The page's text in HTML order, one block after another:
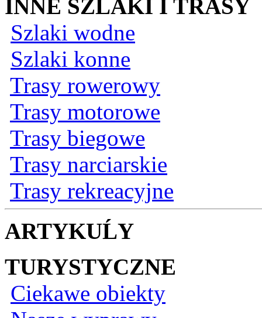
INNE SZLAKI I TRASY
Szlaki wodne
Szlaki konne
Trasy rowerowy
Trasy motorowe
Trasy biegowe
Trasy narciarskie
Trasy rekreacyjne
ARTYKUĹY
TURYSTYCZNE
Ciekawe obiekty